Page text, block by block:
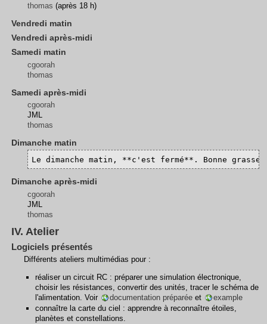
thomas (après 18 h)
Vendredi matin
Vendredi après-midi
Samedi matin
cgoorah
thomas
Samedi après-midi
cgoorah
JML
thomas
Dimanche matin
Le dimanche matin, **c'est fermé**. Bonne
Dimanche après-midi
cgoorah
JML
thomas
IV. Atelier
Logiciels présentés
Différents ateliers multimédias pour :
réaliser un circuit RC : préparer une simulation électronique,
choisir les résistances, convertir des unités, tracer le schéma de
l'alimentation. Voir
documentation préparéeet
example
connaître la carte du ciel : apprendre à reconnaître étoiles,
planètes et constellations.